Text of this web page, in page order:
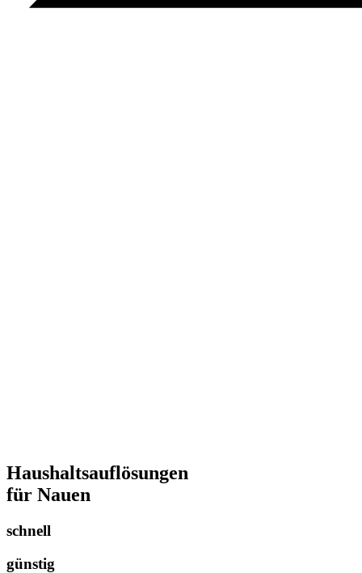
Haushaltsauflösungen
für Nauen
schnell
günstig